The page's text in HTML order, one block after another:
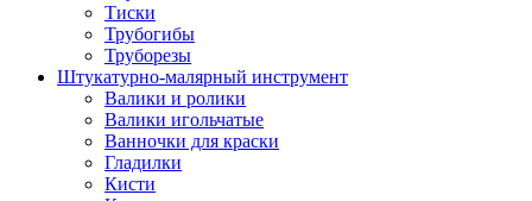
Тиски
Трубогибы
Труборезы
Штукатурно-малярный инструмент
Валики и ролики
Валики игольчатые
Ванночки для краски
Гладилки
Кисти